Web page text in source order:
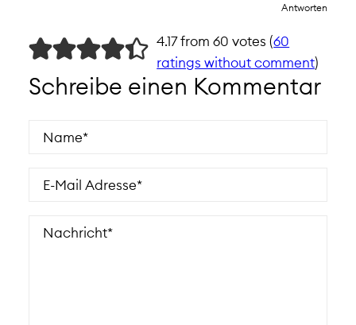
Antworten
4.17 from 60 votes (60
ratings without comment)
Schreibe einen Kommentar